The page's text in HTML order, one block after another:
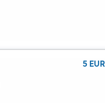
5 EUR